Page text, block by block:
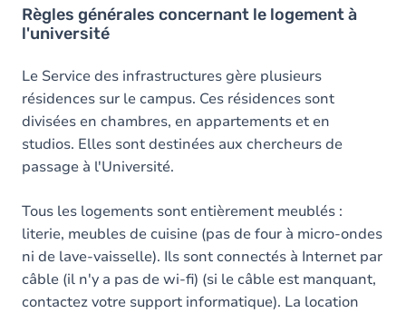
Règles générales concernant le logement à
l'université
Le Service des infrastructures gère plusieurs
résidences sur le campus. Ces résidences sont
divisées en chambres, en appartements et en
studios. Elles sont destinées aux chercheurs de
passage à l'Université.
Tous les logements sont entièrement meublés :
literie, meubles de cuisine (pas de four à micro-ondes
ni de lave-vaisselle). Ils sont connectés à Internet par
câble (il n'y a pas de wi-fi) (si le câble est manquant,
contactez votre support informatique). La location